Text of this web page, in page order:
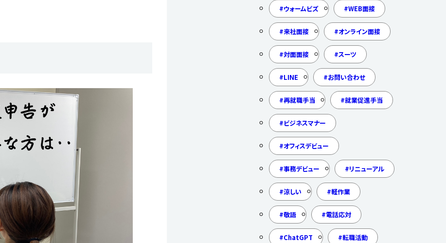
ウォームビズ WEB面接
来社面接 オンライン面接
対面面接 スーツ
LINE お問い合わせ
再就職手当 就業促進手当
ビジネスマナー
オフィスデビュー
事務デビュー リニューアル
涼しい 軽作業
敬語 電話応対
ChatGPT 転職活動